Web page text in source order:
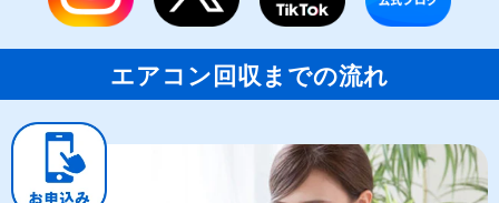
エアコン回収までの流れ